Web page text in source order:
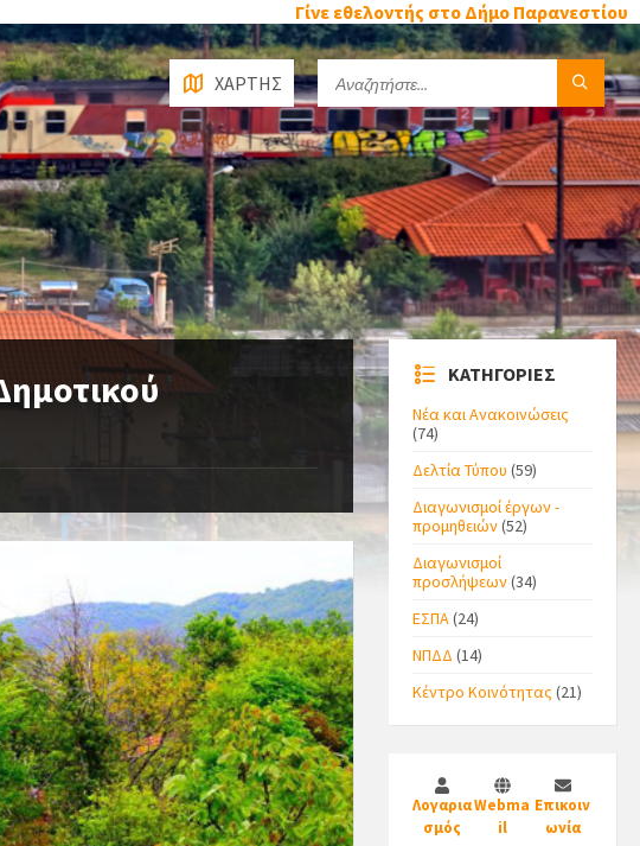
Γίνε εθελοντής στο Δήμο Παρανεστίου
ΧΑΡΤΗΣ
ΚΑΤΗΓΟΡΙΕΣ
Νέα και Ανακοινώσεις
(74)
Δελτία Τύπου (59)
Διαγωνισμοί έργων -
προμηθειών(52)
Διαγωνισμοί
προσλήψεων(34)
ΕΣΠΑ(24)
ΝΠΔΔ (14)
Κέντρο Κοινότητας(21)
Λογαρια
σμός
Webma
il
Επικοιν
ωνία